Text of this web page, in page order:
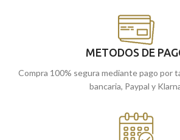
METODOS DE
Compra 100% segura mediante pago por
bancaria, Paypal y